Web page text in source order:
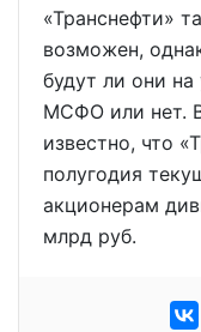
«Транснефти»
возможен,
будут ли они
МСФО или нет. В
известно, что
полугодия
акционерам
млрд руб.